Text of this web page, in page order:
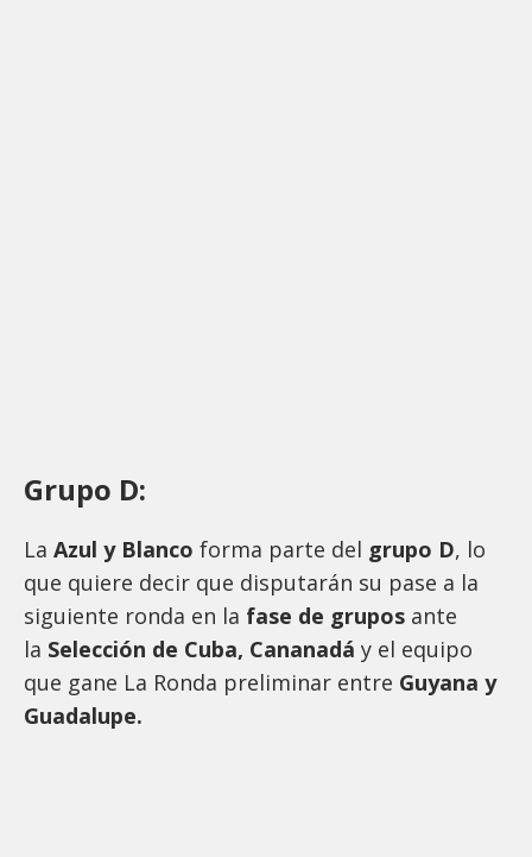
Grupo D:
La Azul y Blanco forma parte del grupo D, lo
que quiere decir que disputarán su pase a la
siguiente ronda en la fase de grupos ante
la Selección de Cuba, Cananadá y el equipo
que gane La Ronda preliminar entre Guyana y
Guadalupe.